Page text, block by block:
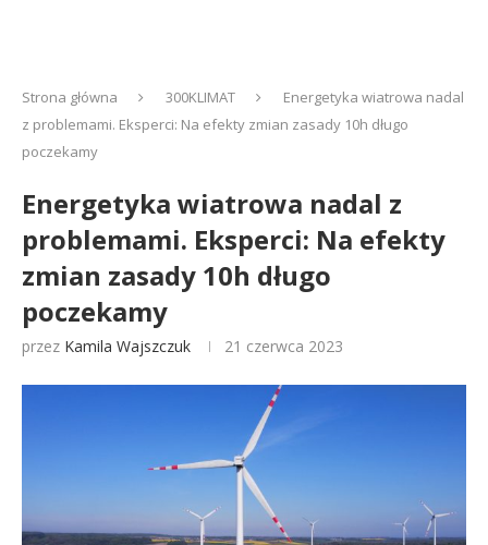
Strona główna 300KLIMAT
Energetyka wiatrowa nadal
z problemami. Eksperci: Na efekty zmian zasady 10h długo
poczekamy
Energetyka wiatrowa nadal z
problemami. Eksperci: Na efekty
zmian zasady 10h długo
poczekamy
przez Kamila Wajszczuk 21 czerwca 2023